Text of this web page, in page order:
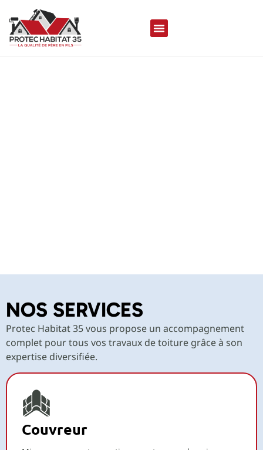
NOS SERVICES
Protec Habitat 35 vous propose un accompagnement
complet pour tous vos travaux de toiture grâce à son
expertise diversifiée.
Couvreur